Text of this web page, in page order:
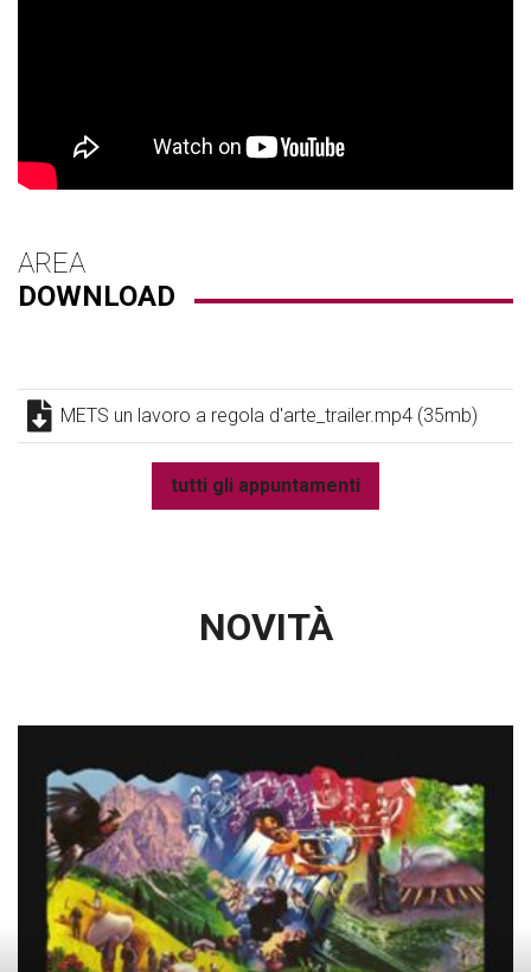
AREA
DOWNLOAD
METS un lavoro a regola d'arte_trailer.mp4 (35mb)
tutti gli appuntamenti
NOVITÀ